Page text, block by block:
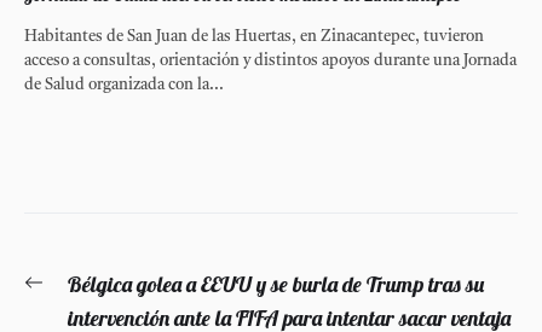
Habitantes de San Juan de las Huertas, en Zinacantepec, tuvieron
acceso a consultas, orientación y distintos apoyos durante una Jornada
de Salud organizada con la...
Navegación
Entrada
anterior:
Bélgica golea a EEUU y se burla de Trump tras su
intervención ante la FIFA para intentar sacar ventaja